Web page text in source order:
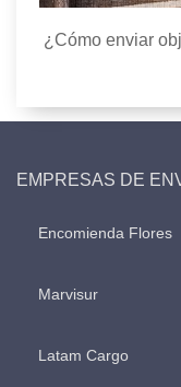
¿Cómo enviar
EMPRESAS DE
Encomienda Flores
Marvisur
Latam Cargo